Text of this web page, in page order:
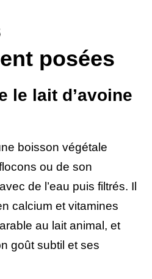
posées
le lait d’avoine
boisson végétale
ou de son
de l’eau puis filtrés. Il
calcium et vitamines
au lait animal, et
goût subtil et ses